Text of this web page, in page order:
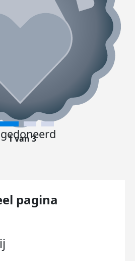
1 van 3
pagina